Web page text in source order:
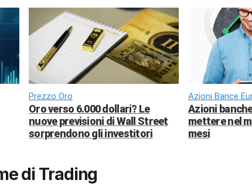
Prezzo Oro
Oro verso 6.000 dollari? Le
nuove previsioni di Wall Street
sorprendono gli investitori
Azioni Bance
Azioni
mettere nel
mesi
di Trading